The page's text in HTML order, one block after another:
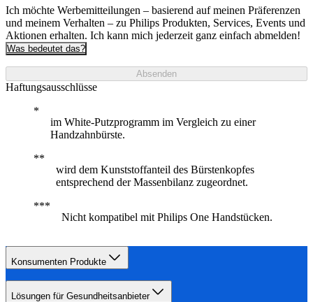
Ich möchte Werbemitteilungen – basierend auf meinen Präferenzen
und meinem Verhalten – zu Philips Produkten, Services, Events und
Aktionen erhalten. Ich kann mich jederzeit ganz einfach abmelden!
Was bedeutet das?
Absenden
Haftungsausschlüsse
im White-Putzprogramm im Vergleich zu einer
Handzahnbürste.
wird dem Kunststoffanteil des Bürstenkopfes
entsprechend der Massenbilanz zugeordnet.
Nicht kompatibel mit Philips One Handstücken.
Konsumenten Produkte
Lösungen für Gesundheitsanbieter